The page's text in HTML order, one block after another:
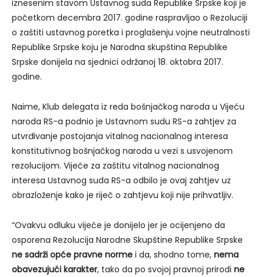
iznesenim stavom Ustavnog suda Republike Srpske koji je
početkom decembra 2017. godine raspravljao o Rezoluciji
o zaštiti ustavnog poretka i proglašenju vojne neutralnosti
Republike Srpske koju je Narodna skupština Republike
Srpske donijela na sjednici održanoj 18. oktobra 2017.
godine.
Naime, Klub delegata iz reda bošnjačkog naroda u Vijeću
naroda RS-a podnio je Ustavnom sudu RS-a zahtjev za
utvrđivanje postojanja vitalnog nacionalnog interesa
konstitutivnog bošnjačkog naroda u vezi s usvojenom
rezolucijom. Vijeće za zaštitu vitalnog nacionalnog
interesa Ustavnog suda RS-a odbilo je ovaj zahtjev uz
obrazloženje kako je riječ o zahtjevu koji nije prihvatljiv.
“Ovakvu odluku vijeće je donijelo jer je ocijenjeno da
osporena Rezolucija Narodne Skupštine Republike Srpske
ne sadrži opće pravne norme i da, shodno tome, nema
obavezujući karakter, tako da po svojoj pravnoj prirodi ne